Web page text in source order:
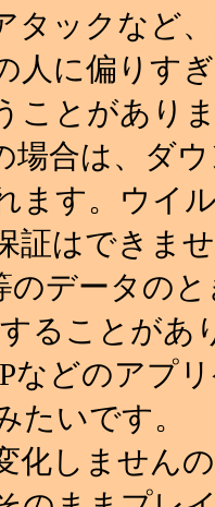
タックなど
人に偏りす
ことがあり
場合は、ダ
ます。ウイ
証はできま
のデータの
することがあ
などのアプ
たいです。
化しません